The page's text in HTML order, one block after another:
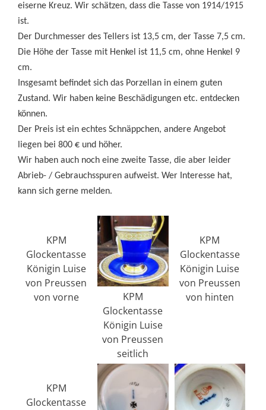
eiserne Kreuz. Wir schätzen, dass die Tasse von 1914/1915
ist.
Der Durchmesser des Tellers ist 13,5 cm, der Tasse 7,5 cm.
Die Höhe der Tasse mit Henkel ist 11,5 cm, ohne Henkel 9
cm.
Insgesamt befindet sich das Porzellan in einem guten
Zustand. Wir haben keine Beschädigungen etc. entdecken
können.
Der Preis ist ein echtes Schnäppchen, andere Angebot
liegen bei 800 € und höher.
Wir haben auch noch eine zweite Tasse, die aber leider
Abrieb- / Gebrauchsspuren aufweist. Wer Interesse hat,
kann sich gerne melden.
KPM
Glockentasse
Königin Luise
von Preussen
von vorne
KPM
Glockentasse
Königin Luise
von Preussen
seitlich
KPM
Glockentasse
Königin Luise
von Preussen
von hinten
KPM
Glockentasse